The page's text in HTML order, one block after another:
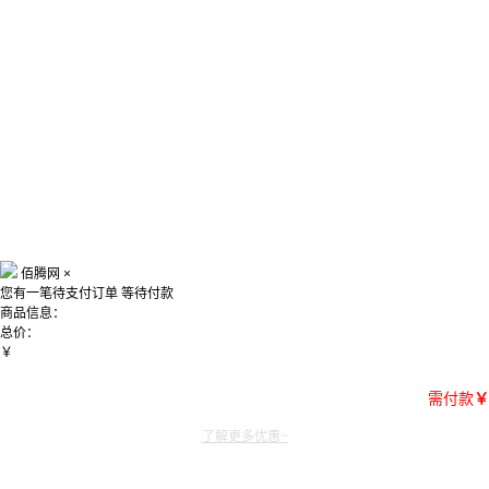
佰腾网 ×
您有一笔待支付订单 等待付款
商品信息：
总价：
￥
需付款￥
了解更多优惠~